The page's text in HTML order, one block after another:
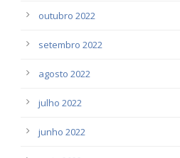
outubro 2022
setembro 2022
agosto 2022
julho 2022
junho 2022